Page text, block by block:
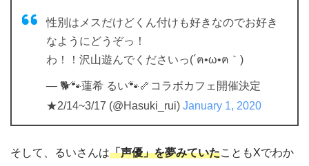
性別はメスだけどくん付けも好きなのでお好き
なようにどうぞっ！
わ！！沢山遊んでくださいっ(´ฅ•ω•ฅ｀)
— 🐕🐾蓮希 るい🐾🦴コラボカフェ開催決定
★2/14~3/17 (@Hasuki_rui) January 1, 2020
そして、るいさんは「声優」を夢みていたこともXでわか